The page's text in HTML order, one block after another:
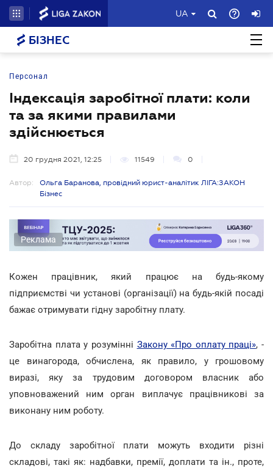
UA
БІЗНЕС
Персонал
Індексація заробітної плати: коли
та за якими правилами
здійснюється
20 грудня 2021, 12:25 11549 0
Автор:
Ольга Баранова, провідний юрист-аналітик ЛІГА:ЗАКОН
Бізнес
Реклама
Кожен працівник, який працює на будь-якому
підприємстві чи установі (організації) на будь-якій посаді
бажає отримувати гідну заробітну плату.
Заробітна плата у розумінні Закону «Про оплату праці», -
це винагорода, обчислена, як правило, у грошовому
виразі, яку за трудовим договором власник або
уповноважений ним орган виплачує працівникові за
виконану ним роботу.
До складу заробітної плати можуть входити різні
складові, такі як: надбавки, премії, доплати та ін., проте,